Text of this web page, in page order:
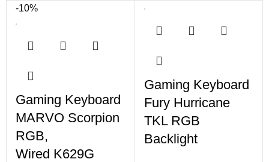
-10%
Gaming Keyboard
MARVO Scorpion
RGB,
Wired K629G
Gaming Keyboard
Fury Hurricane
TKL RGB
Backlight